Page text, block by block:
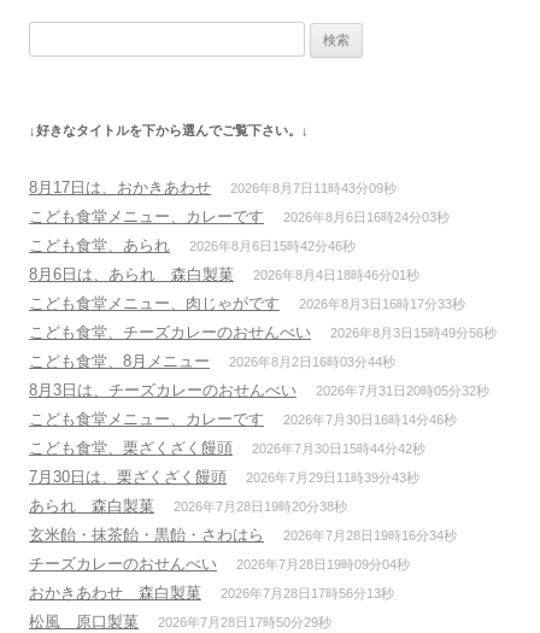
ョ
ン
↓好きなタイトルを下から選んでご覧下さい。↓
8月17日は、おかきあわせ 2026年8月7日11時43分09秒
こども食堂メニュー、カレーです 2026年8月6日16時24分03秒
こども食堂、あられ 2026年8月6日15時42分46秒
8月6日は、あられ 森白製菓 2026年8月4日18時46分01秒
こども食堂メニュー、肉じゃがです 2026年8月3日16時17分33秒
こども食堂、チーズカレーのおせんべい 2026年8月3日15時49分56秒
こども食堂、8月メニュー 2026年8月2日16時03分44秒
8月3日は、チーズカレーのおせんべい 2026年7月31日20時05分32秒
こども食堂メニュー、カレーです 2026年7月30日16時14分46秒
こども食堂、栗ざくざく饅頭 2026年7月30日15時44分42秒
7月30日は、栗ざくざく饅頭 2026年7月29日11時39分43秒
あられ 森白製菓 2026年7月28日19時20分38秒
玄米飴・抹茶飴・黒飴・さわはら 2026年7月28日19時16分34秒
チーズカレーのおせんべい 2026年7月28日19時09分04秒
おかきあわせ 森白製菓 2026年7月28日17時56分13秒
松風 原口製菓 2026年7月28日17時50分29秒